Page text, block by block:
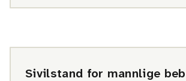
Sivilstand for mannlige